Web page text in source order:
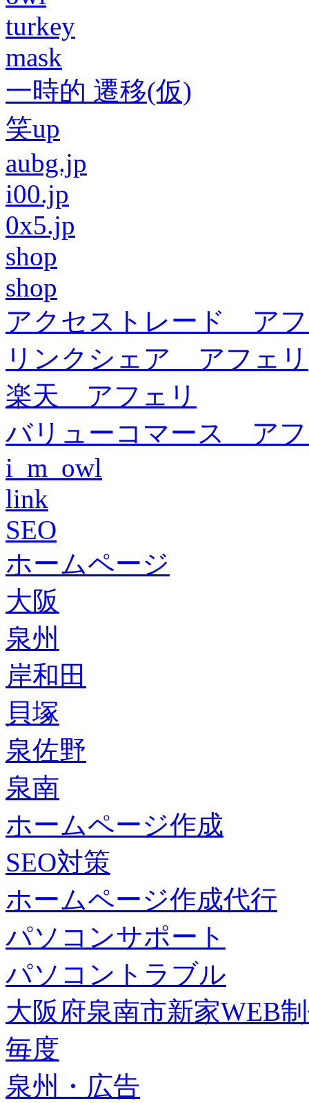
turkey
mask
一時的 遷移(仮)
笑up
aubg.jp
i00.jp
0x5.jp
shop
shop
アクセストレード ア
リンクシェア アフェリ
楽天 アフェリ
バリューコマース ア
i_m_owl
link
SEO
ホームページ
大阪
泉州
岸和田
貝塚
泉佐野
泉南
ホームページ作成
SEO対策
ホームページ作成代行
パソコンサポート
パソコントラブル
大阪府泉南市新家WEB
毎度
泉州・広告